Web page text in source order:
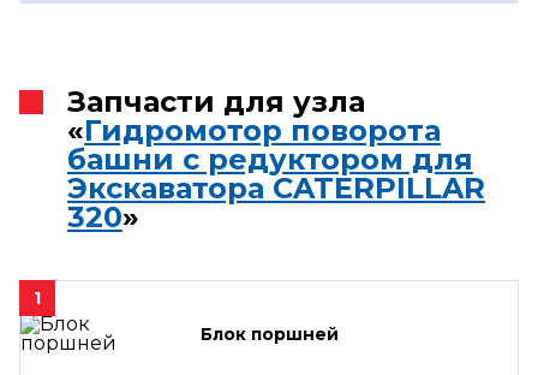
Запчасти для узла
«Гидромотор поворота
башни с редуктором для
Экскаватора CATERPILLAR
320»
1
Блок поршней